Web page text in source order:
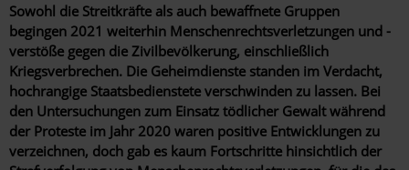
Sowohl die Streitkräfte als auch bewaffnete Gruppen
begingen 2021 weiterhin Menschenrechtsverletzungen und -
verstöße gegen die Zivilbevölkerung, einschließlich
Kriegsverbrechen. Die Geheimdienste standen im Verdacht,
hochrangige Staatsbedienstete verschwinden zu lassen. Bei
den Untersuchungen zum Einsatz tödlicher Gewalt während
der Proteste im Jahr 2020 waren positive Entwicklungen zu
verzeichnen, doch gab es kaum Fortschritte hinsichtlich der